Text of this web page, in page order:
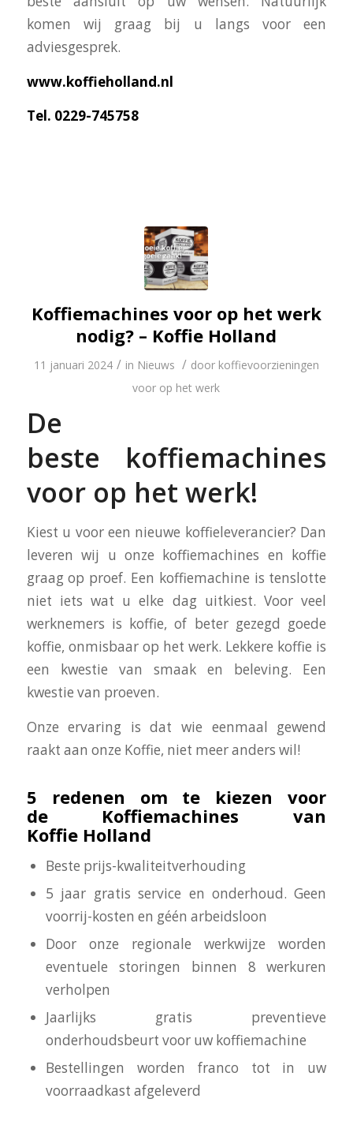
komen wij graag bij u langs voor een
adviesgesprek.
www.koffieholland.nl
Tel. 0229-745758
Koffiemachines voor op het werk
nodig? – Koffie Holland
11 januari 2024 / in Nieuws / door koffievoorzieningen
voor op het werk
De
beste koffiemachines
voor op het werk!
Kiest u voor een nieuwe koffieleverancier? Dan
leveren wij u onze koffiemachines en koffie
graag op proef. Een koffiemachine is tenslotte
niet iets wat u elke dag uitkiest. Voor veel
werknemers is koffie, of beter gezegd goede
koffie, onmisbaar op het werk. Lekkere koffie is
een kwestie van smaak en beleving. Een
kwestie van proeven.
Onze ervaring is dat wie eenmaal gewend
raakt aan onze Koffie, niet meer anders wil!
5 redenen om te kiezen voor
de Koffiemachines van
Koffie Holland
Beste prijs-kwaliteitverhouding
5 jaar gratis service en onderhoud. Geen
voorrij-kosten en géén arbeidsloon
Door onze regionale werkwijze worden
eventuele storingen binnen 8 werkuren
verholpen
Jaarlijks gratis preventieve
onderhoudsbeurt voor uw koffiemachine
Bestellingen worden franco tot in uw
voorraadkast afgeleverd